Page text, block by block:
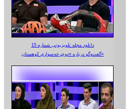
دانلود مجله تلویزیونی شماره 15
گفت‌وگو درباره «دوچرخه‌سواری کوهستان»